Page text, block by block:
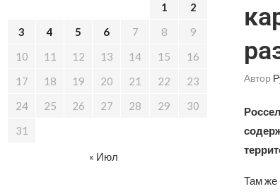
Автор
Там же
1
2
3
4 5 6 7 8
9
10
11 12 13 14 15
16
17
18 19 20 21 22
23
24
25 26 27 28 29
30
31
« Июл